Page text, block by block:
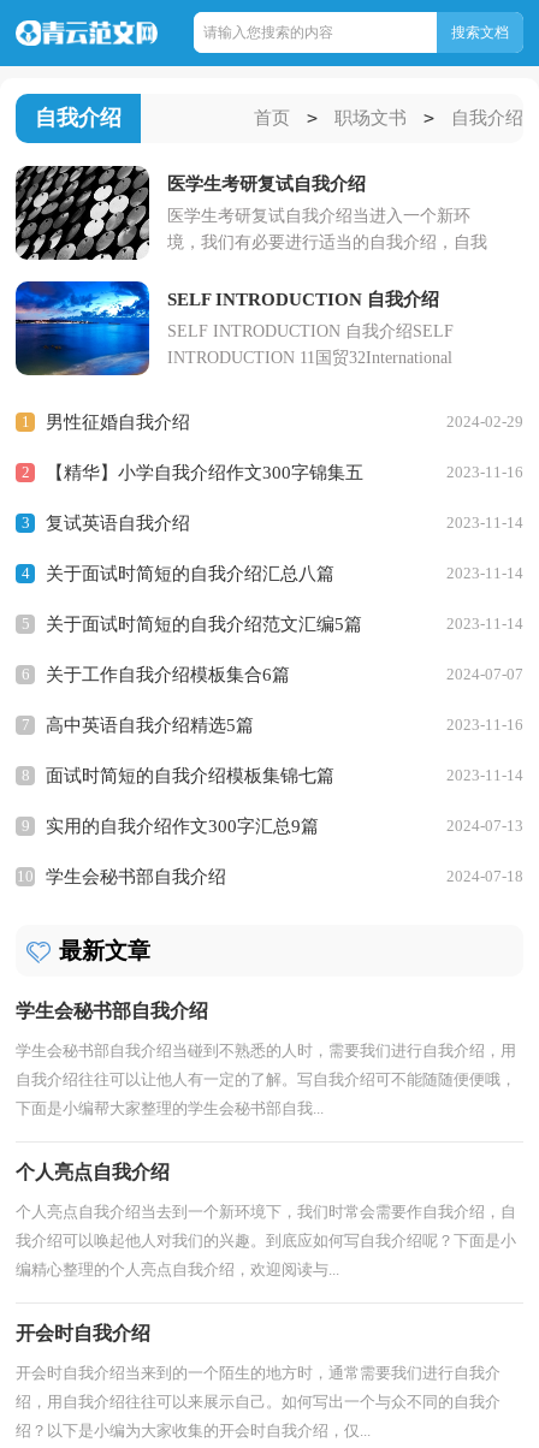
自我介绍 首页 > 职场文书 > 自我介绍
医学生考研复试自我介绍
医学生考研复试自我介绍当进入一个新环
境，我们有必要进行适当的自我介绍，自我
是否对自我介绍一筹莫...
SELF INTRODUCTION 自我介绍
SELF INTRODUCTION 自我介绍SELF
INTRODUCTION 11国贸32International
InformationMy Chinese na...
1 男性征婚自我介绍 2024-02-29
2 【精华】小学自我介绍作文300字锦集五
篇
2023-11-16
3 复试英语自我介绍 2023-11-14
4 关于面试时简短的自我介绍汇总八篇 2023-11-14
5 关于面试时简短的自我介绍范文汇编5篇 2023-11-14
6 关于工作自我介绍模板集合6篇 2024-07-07
7 高中英语自我介绍精选5篇 2023-11-16
8 面试时简短的自我介绍模板集锦七篇 2023-11-14
9 实用的自我介绍作文300字汇总9篇 2024-07-13
10 学生会秘书部自我介绍 2024-07-18
最新文章
学生会秘书部自我介绍
学生会秘书部自我介绍当碰到不熟悉的人时，需要我们进行自我介绍，用
自我介绍往往可以让他人有一定的了解。写自我介绍可不能随随便便哦，
下面是小编帮大家整理的学生会秘书部自我...
个人亮点自我介绍
个人亮点自我介绍当去到一个新环境下，我们时常会需要作自我介绍，自
我介绍可以唤起他人对我们的兴趣。到底应如何写自我介绍呢？下面是小
编精心整理的个人亮点自我介绍，欢迎阅读与...
开会时自我介绍
开会时自我介绍当来到的一个陌生的地方时，通常需要我们进行自我介
绍，用自我介绍往往可以来展示自己。如何写出一个与众不同的自我介
绍？以下是小编为大家收集的开会时自我介绍，仅...